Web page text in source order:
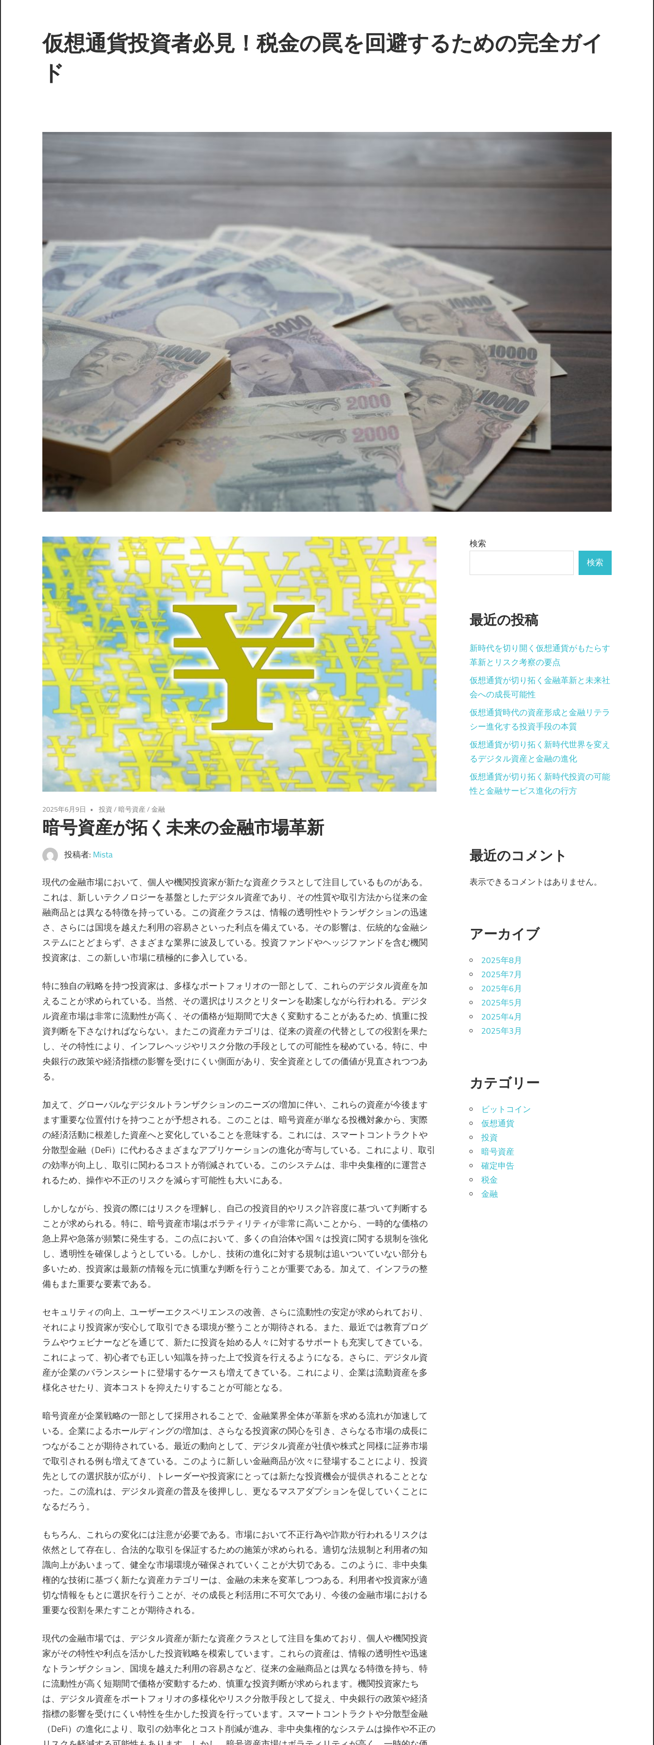
テ
ン
ツ
プ
仮想通貨投資者必見！税金の罠を回避するための完全ガイ
ド
未
賢
金
の
落
と
し
穴
を
徹
2025年6月9日 投資/暗号資産/金融
暗号資産が拓く未来の金融市場革新
投稿者: Mista
現代の金融市場において、個人や機関投資家が新たな資産クラスとして注目しているものがある。
これは、新しいテクノロジーを基盤としたデジタル資産であり、その性質や取引方法から従来の金
融商品とは異なる特徴を持っている。この資産クラスは、情報の透明性やトランザクションの迅速
さ、さらには国境を越えた利用の容易さといった利点を備えている。その影響は、伝統的な金融シ
ステムにとどまらず、さまざまな業界に波及している。投資ファンドやヘッジファンドを含む機関
投資家は、この新しい市場に積極的に参入している。
特に独自の戦略を持つ投資家は、多様なポートフォリオの一部として、これらのデジタル資産を加
えることが求められている。当然、その選択はリスクとリターンを勘案しながら行われる。デジタ
ル資産市場は非常に流動性が高く、その価格が短期間で大きく変動することがあるため、慎重に投
資判断を下さなければならない。またこの資産カテゴリは、従来の資産の代替としての役割を果た
し、その特性により、インフレヘッジやリスク分散の手段としての可能性を秘めている。特に、中
央銀行の政策や経済指標の影響を受けにくい側面があり、安全資産としての価値が見直されつつあ
る。
加えて、グローバルなデジタルトランザクションのニーズの増加に伴い、これらの資産が今後ます
ます重要な位置付けを持つことが予想される。このことは、暗号資産が単なる投機対象から、実際
の経済活動に根差した資産へと変化していることを意味する。これには、スマートコントラクトや
分散型金融（DeFi）に代わるさまざまなアプリケーションの進化が寄与している。これにより、取引
の効率が向上し、取引に関わるコストが削減されている。このシステムは、非中央集権的に運営さ
れるため、操作や不正のリスクを減らす可能性も大いにある。
しかしながら、投資の際にはリスクを理解し、自己の投資目的やリスク許容度に基づいて判断する
ことが求められる。特に、暗号資産市場はボラティリティが非常に高いことから、一時的な価格の
急上昇や急落が頻繁に発生する。この点において、多くの自治体や国々は投資に関する規制を強化
し、透明性を確保しようとしている。しかし、技術の進化に対する規制は追いついていない部分も
多いため、投資家は最新の情報を元に慎重な判断を行うことが重要である。加えて、インフラの整
備もまた重要な要素である。
セキュリティの向上、ユーザーエクスペリエンスの改善、さらに流動性の安定が求められており、
それにより投資家が安心して取引できる環境が整うことが期待される。また、最近では教育プログ
ラムやウェビナーなどを通じて、新たに投資を始める人々に対するサポートも充実してきている。
これによって、初心者でも正しい知識を持った上で投資を行えるようになる。さらに、デジタル資
産が企業のバランスシートに登場するケースも増えてきている。これにより、企業は流動資産を多
様化させたり、資本コストを抑えたりすることが可能となる。
暗号資産が企業戦略の一部として採用されることで、金融業界全体が革新を求める流れが加速して
いる。企業によるホールディングの増加は、さらなる投資家の関心を引き、さらなる市場の成長に
つながることが期待されている。最近の動向として、デジタル資産が社債や株式と同様に証券市場
で取引される例も増えてきている。このように新しい金融商品が次々に登場することにより、投資
先としての選択肢が広がり、トレーダーや投資家にとっては新たな投資機会が提供されることとな
った。この流れは、デジタル資産の普及を後押しし、更なるマスアダプションを促していくことに
なるだろう。
もちろん、これらの変化には注意が必要である。市場において不正行為や詐欺が行われるリスクは
依然として存在し、合法的な取引を保証するための施策が求められる。適切な法規制と利用者の知
識向上があいまって、健全な市場環境が確保されていくことが大切である。このように、非中央集
権的な技術に基づく新たな資産カテゴリーは、金融の未来を変革しつつある。利用者や投資家が適
切な情報をもとに選択を行うことが、その成長と利活用に不可欠であり、今後の金融市場における
重要な役割を果たすことが期待される。
現代の金融市場では、デジタル資産が新たな資産クラスとして注目を集めており、個人や機関投資
家がその特性や利点を活かした投資戦略を模索しています。これらの資産は、情報の透明性や迅速
なトランザクション、国境を越えた利用の容易さなど、従来の金融商品とは異なる特徴を持ち、特
に流動性が高く短期間で価格が変動するため、慎重な投資判断が求められます。機関投資家たち
は、デジタル資産をポートフォリオの多様化やリスク分散手段として捉え、中央銀行の政策や経済
指標の影響を受けにくい特性を生かした投資を行っています。スマートコントラクトや分散型金融
（DeFi）の進化により、取引の効率化とコスト削減が進み、非中央集権的なシステムは操作や不正の
検索
検索
最近の投稿
新時代を切り開く仮想通貨がもたらす
革新とリスク考察の要点
仮想通貨が切り拓く金融革新と未来社
会への成長可能性
仮想通貨時代の資産形成と金融リテラ
シー進化する投資手段の本質
仮想通貨が切り拓く新時代世界を変え
るデジタル資産と金融の進化
仮想通貨が切り拓く新時代投資の可能
性と金融サービス進化の行方
最近のコメント
表示できるコメントはありません。
アーカイブ
2025年8月
2025年7月
2025年6月
2025年5月
2025年4月
2025年3月
カテゴリー
ビットコイン
仮想通貨
投資
暗号資産
確定申告
税金
金融